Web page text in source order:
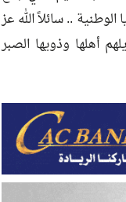
.. سائلاً الله عز
أهلها وذويها الصبر